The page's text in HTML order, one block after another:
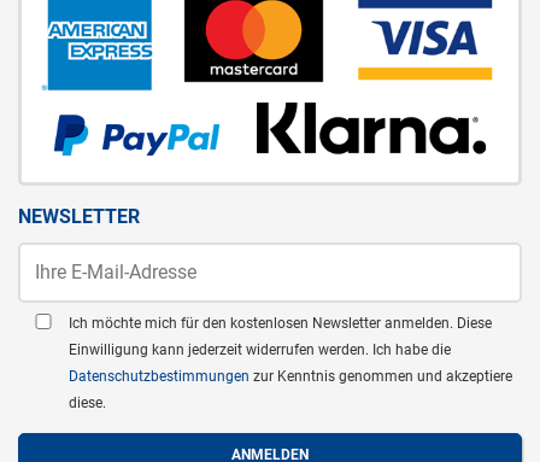
NEWSLETTER
Ich möchte mich für den kostenlosen Newsletter anmelden. Diese
Einwilligung kann jederzeit widerrufen werden. Ich habe die
Datenschutzbestimmungen zur Kenntnis genommen und akzeptiere
diese.